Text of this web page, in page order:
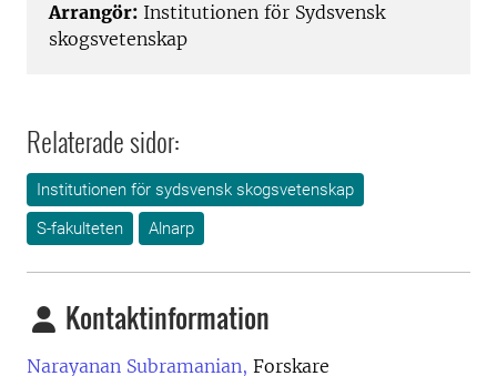
Arrangör: Institutionen för Sydsvensk
skogsvetenskap
Relaterade sidor:
Institutionen för sydsvensk skogsvetenskap
S-fakulteten
Alnarp
Kontaktinformation
Narayanan Subramanian, Forskare